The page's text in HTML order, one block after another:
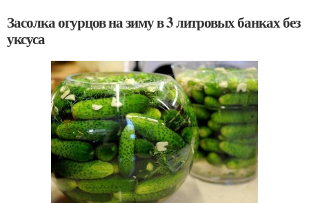
Засолка огурцов на зиму в 3 литровых банках без
уксуса